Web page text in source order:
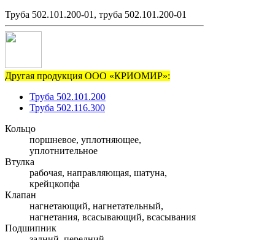
Труба 502.101.200-01, труба 502.101.200-01
Другая продукция ООО «КРИОМИР»:
Труба 502.101.200
Труба 502.116.300
Кольцо
поршневое, уплотняющее,
уплотнительное
Втулка
рабочая, направляющая, шатуна,
крейцкопфа
Клапан
нагнетающий, нагнетательный,
нагнетания, всасывающий, всасывания
Подшипник